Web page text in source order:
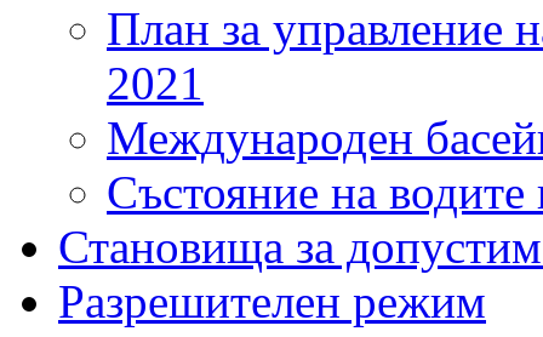
План за управление
2021
Международен
Състояние на водите
Становища за
Разрешителен режим